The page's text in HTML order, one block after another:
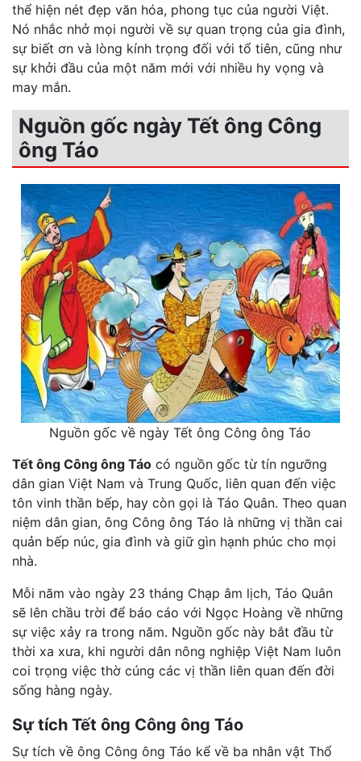
thể hiện nét đẹp văn hóa, phong tục của người Việt.
Nó nhắc nhở mọi người về sự quan trọng của gia đình,
sự biết ơn và lòng kính trọng đối với tổ tiên, cũng như
sự khởi đầu của một năm mới với nhiều hy vọng và
may mắn.
Nguồn gốc ngày Tết ông Công
ông Táo
Nguồn gốc về ngày Tết ông Công ông Táo
Tết ông Công ông Táo có nguồn gốc từ tín ngưỡng
dân gian Việt Nam và Trung Quốc, liên quan đến việc
tôn vinh thần bếp, hay còn gọi là Táo Quân. Theo quan
niệm dân gian, ông Công ông Táo là những vị thần cai
quản bếp núc, gia đình và giữ gìn hạnh phúc cho mọi
nhà.
Mỗi năm vào ngày 23 tháng Chạp âm lịch, Táo Quân
sẽ lên chầu trời để báo cáo với Ngọc Hoàng về những
sự việc xảy ra trong năm. Nguồn gốc này bắt đầu từ
thời xa xưa, khi người dân nông nghiệp Việt Nam luôn
coi trọng việc thờ cúng các vị thần liên quan đến đời
sống hàng ngày.
Sự tích Tết ông Công ông Táo
Sự tích về ông Công ông Táo kể về ba nhân vật Thổ